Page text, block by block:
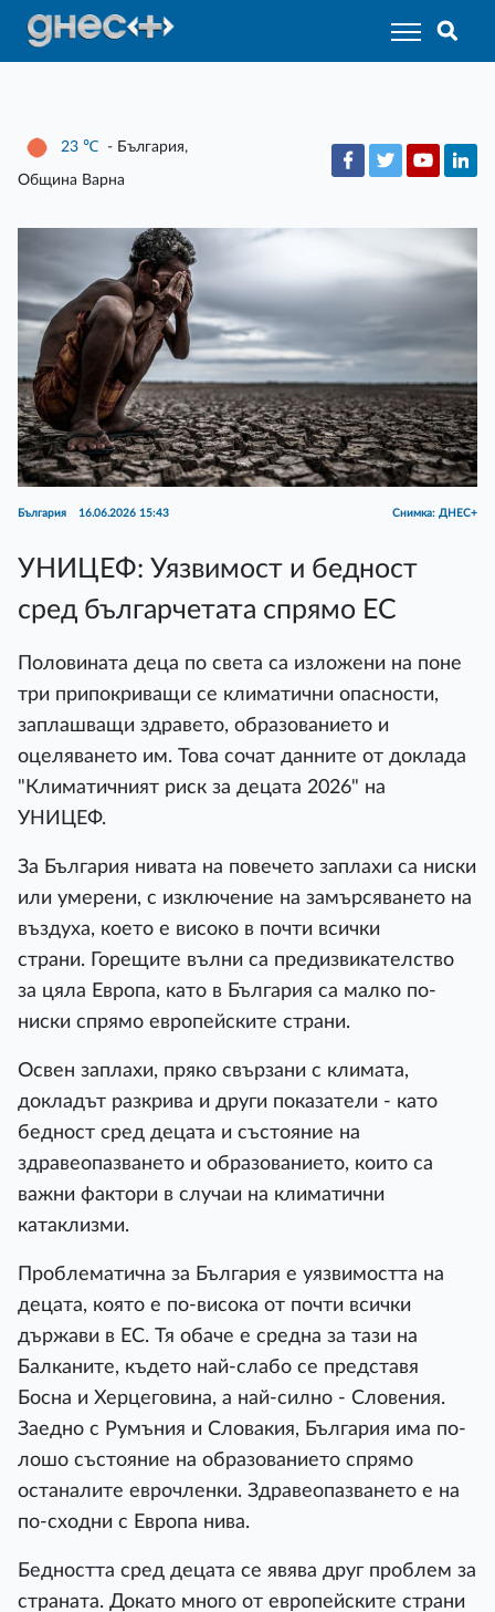
23 ℃ - България,
Община Варна
България 16.06.2026 15:43 Снимка: ДНЕС+
УНИЦЕФ: Уязвимост и бедност
сред българчетата спрямо ЕС
Половината деца по света са изложени на поне
три припокриващи се климатични опасности,
заплашващи здравето, образованието и
оцеляването им. Това сочат данните от доклада
"Климатичният риск за децата 2026" на
УНИЦЕФ.
За България нивата на повечето заплахи са ниски
или умерени, с изключение на замърсяването на
въздуха, което е високо в почти всички
страни. Горещите вълни са предизвикателство
за цяла Европа, като в България са малко по-
ниски спрямо европейските страни.
Освен заплахи, пряко свързани с климата,
докладът разкрива и други показатели - като
бедност сред децата и състояние на
здравеопазването и образованието, които са
важни фактори в случаи на климатични
катаклизми.
Проблематична за България е уязвимостта на
децата, която е по-висока от почти всички
държави в ЕС. Тя обаче е средна за тази на
Балканите, където най-слабо се представя
Босна и Херцеговина, а най-силно - Словения.
Заедно с Румъния и Словакия, България има по-
лошо състояние на образованието спрямо
останалите еврочленки. Здравеопазването е на
по-сходни с Европа нива.
Бедността сред децата се явява друг проблем за
страната. Докато много от европейските страни